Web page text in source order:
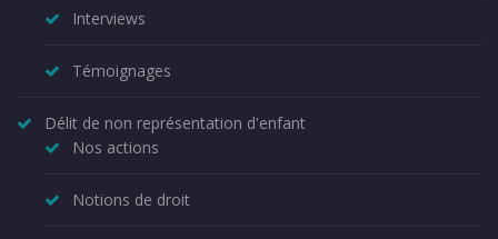
Interviews
Témoignages
Délit de non représentation d'enfant
Nos actions
Notions de droit